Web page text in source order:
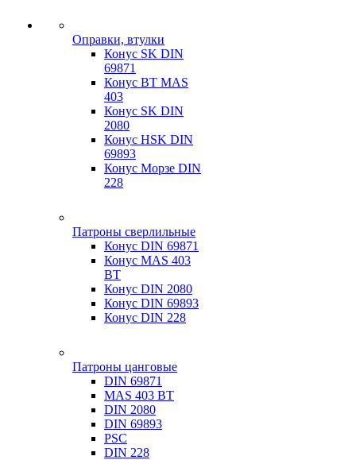
Оправки, втулки
Конус SK DIN
69871
Конус BT MAS
403
Конус SK DIN
2080
Конус HSK DIN
69893
Конус Морзе DIN
228
Патроны сверлильные
Конус DIN 69871
Конус MAS 403
BT
Конус DIN 2080
Конус DIN 69893
Конус DIN 228
Патроны цанговые
DIN 69871
MAS 403 BT
DIN 2080
DIN 69893
PSC
DIN 228